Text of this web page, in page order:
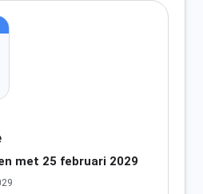
met 25 februari 2029